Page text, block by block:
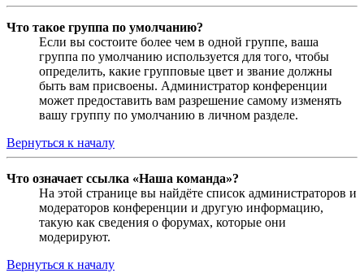
Что такое группа по умолчанию?
Если вы состоите более чем в одной группе, ваша
группа по умолчанию используется для того, чтобы
определить, какие групповые цвет и звание должны
быть вам присвоены. Администратор конференции
может предоставить вам разрешение самому изменять
вашу группу по умолчанию в личном разделе.
Вернуться к началу
Что означает ссылка «Наша команда»?
На этой странице вы найдёте список администраторов и
модераторов конференции и другую информацию,
такую как сведения о форумах, которые они
модерируют.
Вернуться к началу